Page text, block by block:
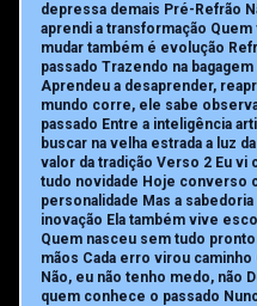
depressa demais Pré-Refrão
aprendi a transformação
mudar também é evolução
passado Trazendo na
Aprendeu a desaprender,
mundo corre, ele sabe
passado Entre a inteligência
buscar na velha estrada a luz
valor da tradição Verso 2 Eu vi
tudo novidade Hoje converso
personalidade Mas a
inovação Ela também vive
Quem nasceu sem tudo
mãos Cada erro virou
Não, eu não tenho medo, não
quem conhece o passado